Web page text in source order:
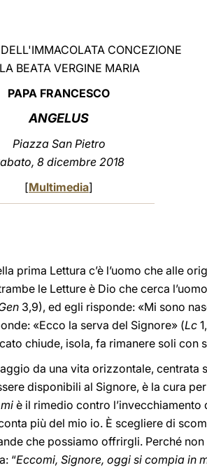
CONCEZIONE
BEATA VERGINE MARIA
PAPA FRANCESCO
ANGELUS
Piazza San Pietro
8 dicembre 2018
[Multimedia]
prima Lettura c’è l’uomo che alle
le Letture è Dio che cerca
3,9), ed egli risponde: «Mi sono
«Ecco la serva del Signore» (Lc
chiude, isola, fa rimanere soli con
da una vita orizzontale, centrata
disponibili al Signore, è la cura
è il rimedio contro
più del mio io. È scegliere di
che possiamo offrirgli. Perché
“Eccomi, Signore, oggi si compia in